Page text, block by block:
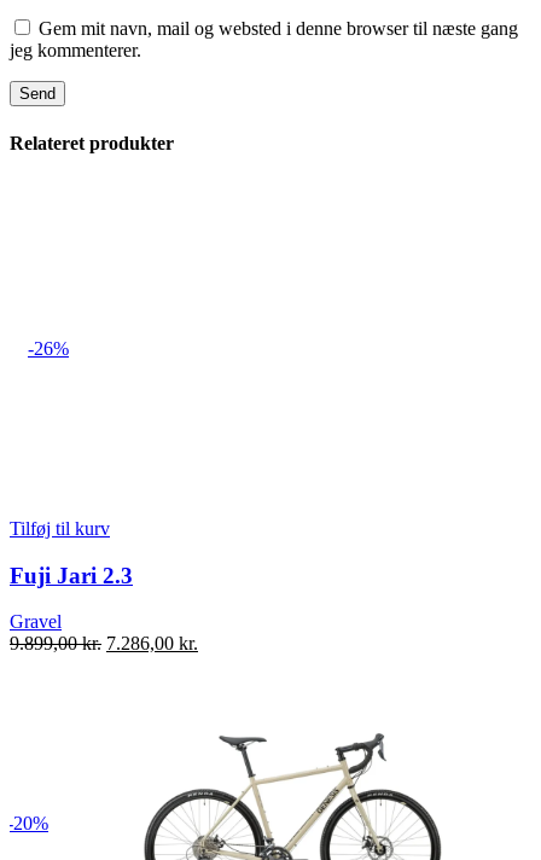
Gem mit navn, mail og websted i denne browser til næste gang
jeg kommenterer.
Relateret produkter
-26%
Tilføj til kurv
Fuji Jari 2.3
Gravel
9.899,00kr. Den
7.286,00 kr.
-20%